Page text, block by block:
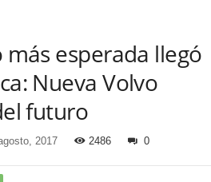
más esperada llegó
Nueva Volvo
futuro
2017 2486 0